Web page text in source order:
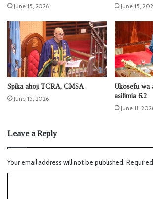
June 15, 2026
June 15,
Spika ahoji TCRA, CMSA
June 15, 2026
Ukosefu wa
asilimia 6.2
June 11,
Leave a Reply
Your email address will not be published.